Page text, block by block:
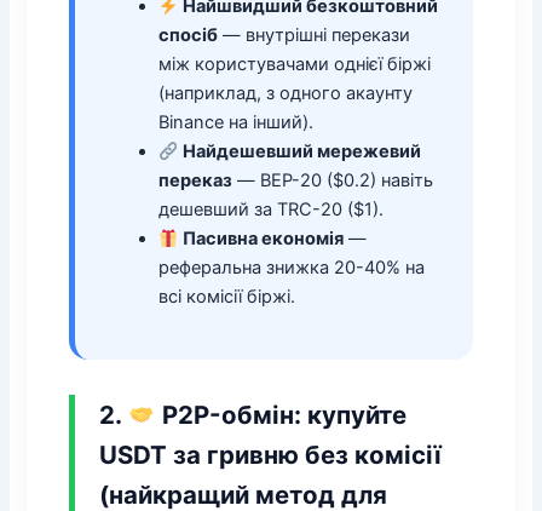
Найшвидший безкоштовний
спосіб— внутрішні перекази
між користувачами однієї біржі
(наприклад, з одного акаунту
Binance на інший).
Найдешевший мережевий
переказ— BEP-20 ($0.2) навіть
дешевший за TRC-20 ($1).
Пасивна економія —
реферальна знижка 20-40% на
всі комісії біржі.
2.
P2P-обмін: купуйте
USDT за гривню без комісії
(найкращий метод для